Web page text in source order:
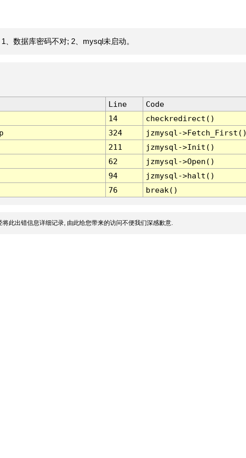
数据库密码不对; 2、mysql未启动。
Line
Code
14
checkredirect()
324
jzmysql-
211
jzmysql->Init()
62
jzmysql->Open()
94
jzmysql->halt()
76 break()
此出错信息详细记录, 由此给您带来的访问不便我们深感歉意.